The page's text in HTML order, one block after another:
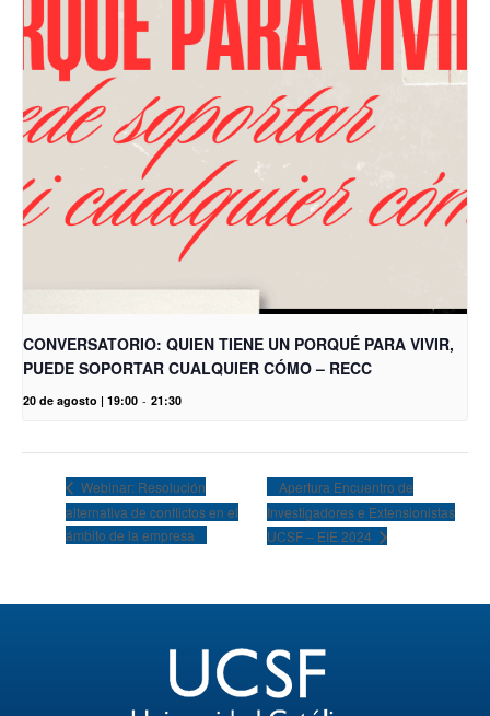
CONVERSATORIO: QUIEN TIENE UN PORQUÉ PARA VIVIR,
PUEDE SOPORTAR CUALQUIER CÓMO – RECC
20 de agosto | 19:00 - 21:30
Webinar: Resolución
alternativa de conflictos en el
ámbito de la empresa
Apertura Encuentro de
Investigadores e Extensionistas
UCSF – EIE 2024